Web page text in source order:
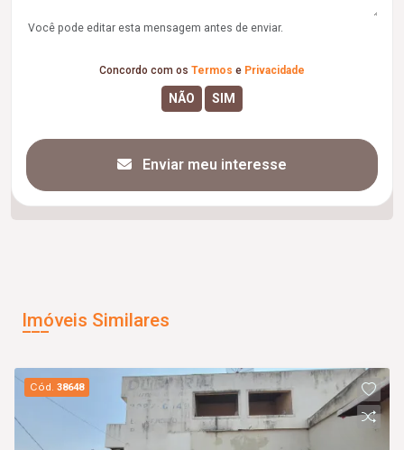
Você pode editar esta mensagem antes de enviar.
Concordo com os Termos e Privacidade
Enviar meu interesse
Imóveis Similares
Cód.38648